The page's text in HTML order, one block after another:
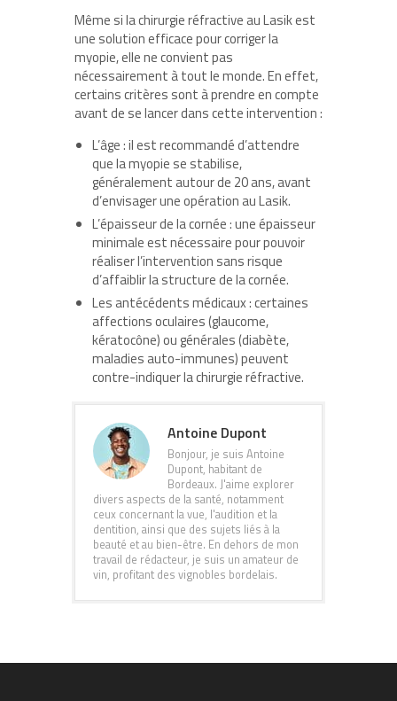
Même si la chirurgie réfractive au Lasik est
une solution efficace pour corriger la
myopie, elle ne convient pas
nécessairement à tout le monde. En effet,
certains critères sont à prendre en compte
avant de se lancer dans cette intervention :
L’âge : il est recommandé d’attendre
que la myopie se stabilise,
généralement autour de 20 ans, avant
d’envisager une opération au Lasik.
L’épaisseur de la cornée : une épaisseur
minimale est nécessaire pour pouvoir
réaliser l’intervention sans risque
d’affaiblir la structure de la cornée.
Les antécédents médicaux : certaines
affections oculaires (glaucome,
kératocône) ou générales (diabète,
maladies auto-immunes) peuvent
contre-indiquer la chirurgie réfractive.
Antoine Dupont
Bonjour, je suis Antoine
Dupont, habitant de
Bordeaux. J'aime explorer
divers aspects de la santé, notamment
ceux concernant la vue, l'audition et la
dentition, ainsi que des sujets liés à la
beauté et au bien-être. En dehors de mon
travail de rédacteur, je suis un amateur de
vin, profitant des vignobles bordelais.